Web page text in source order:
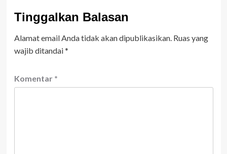
Tinggalkan Balasan
Alamat email Anda tidak akan dipublikasikan. Ruas yang
wajib ditandai*
Komentar *